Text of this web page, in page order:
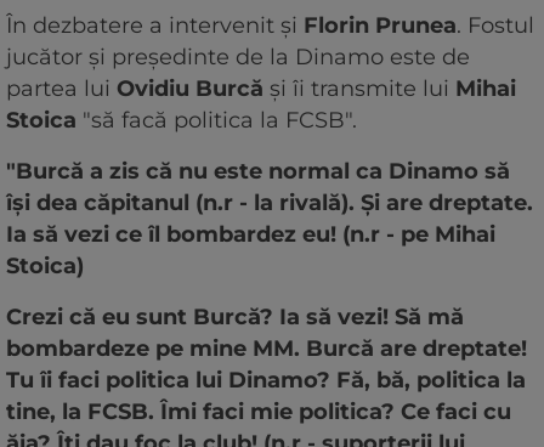
În dezbatere a intervenit și Florin Prunea. Fostul
jucător și președinte de la Dinamo este de
partea lui Ovidiu Burcă și îi transmite lui Mihai
Stoica "să facă politica la FCSB".
"Burcă a zis că nu este normal ca Dinamo să
își dea căpitanul (n.r - la rivală). Și are dreptate.
Ia să vezi ce îl bombardez eu! (n.r - pe Mihai
Stoica)
Crezi că eu sunt Burcă? Ia să vezi! Să mă
bombardeze pe mine MM. Burcă are dreptate!
Tu îi faci politica lui Dinamo? Fă, bă, politica la
tine, la FCSB. Îmi faci mie politica? Ce faci cu